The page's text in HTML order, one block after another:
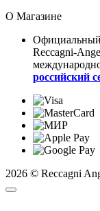
О Магазине
Официальный
Reccagni-
российский
2026 © Reccagni